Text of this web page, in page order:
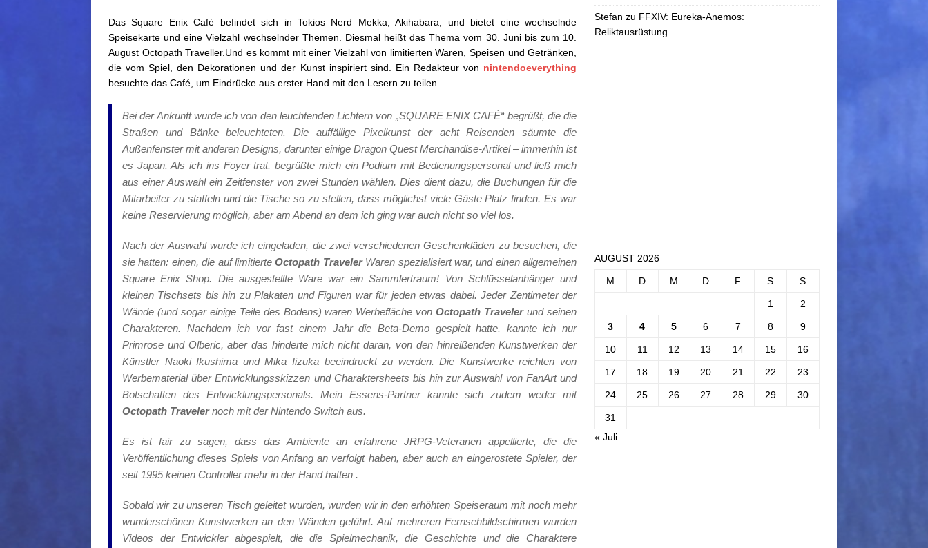
Das Square Enix Café befindet sich in Tokios Nerd Mekka, Akihabara, und bietet eine wechselnde
Speisekarte und eine Vielzahl wechselnder Themen. Diesmal heißt das Thema vom 30. Juni bis zum 10.
August Octopath Traveller.Und es kommt mit einer Vielzahl von limitierten Waren, Speisen und Getränken,
die vom Spiel, den Dekorationen und der Kunst inspiriert sind. Ein Redakteur von nintendoeverything
besuchte das Café, um Eindrücke aus erster Hand mit den Lesern zu teilen.
Bei der Ankunft wurde ich von den leuchtenden Lichtern von „SQUARE ENIX CAFÉ“ begrüßt, die die
Straßen und Bänke beleuchteten. Die auffällige Pixelkunst der acht Reisenden säumte die
Außenfenster mit anderen Designs, darunter einige Dragon Quest Merchandise-Artikel – immerhin ist
es Japan. Als ich ins Foyer trat, begrüßte mich ein Podium mit Bedienungspersonal und ließ mich
aus einer Auswahl ein Zeitfenster von zwei Stunden wählen. Dies dient dazu, die Buchungen für die
Mitarbeiter zu staffeln und die Tische so zu stellen, dass möglichst viele Gäste Platz finden. Es war
keine Reservierung möglich, aber am Abend an dem ich ging war auch nicht so viel los.
Nach der Auswahl wurde ich eingeladen, die zwei verschiedenen Geschenkläden zu besuchen, die
sie hatten: einen, die auf limitierteOctopath TravelerWaren spezialisiert war, und einen allgemeinen
Square Enix Shop. Die ausgestellte Ware war ein Sammlertraum! Von Schlüsselanhänger und
kleinen Tischsets bis hin zu Plakaten und Figuren war für jeden etwas dabei. Jeder Zentimeter der
Wände (und sogar einige Teile des Bodens) waren Werbefläche vonOctopath Travelerund seinen
Charakteren. Nachdem ich vor fast einem Jahr die Beta-Demo gespielt hatte, kannte ich nur
Primrose und Olberic, aber das hinderte mich nicht daran, von den hinreißenden Kunstwerken der
Künstler Naoki Ikushima undMika Iizukabeeindruckt zu werden. Die Kunstwerke reichten von
Werbematerial über Entwicklungsskizzen und Charaktersheets bis hin zur Auswahl von FanArt und
Botschaften des Entwicklungspersonals. Mein Essens-Partner kannte sich zudem weder mit
Octopath Travelernoch mit der Nintendo Switch aus.
Es ist fair zu sagen, dass das Ambiente an erfahrene JRPG-Veteranen appellierte, die die
Veröffentlichung dieses Spiels von Anfang an verfolgt haben, aber auch an eingerostete Spieler, der
seit 1995 keinen Controller mehr in der Hand hatten .
Sobald wir zu unseren Tisch geleitet wurden, wurden wir in den erhöhten Speiseraum mit noch mehr
wunderschönen Kunstwerken an den Wänden geführt. Auf mehreren Fernsehbildschirmen wurden
Videos der Entwickler abgespielt, die die Spielmechanik, die Geschichte und die Charaktere
Stefan zu FFXIV: Eureka-Anemos:
Reliktausrüstung
AUGUST 2026
M D M D F S S
1 2
3 4 5 6 7 8 9
10 11 12 13 14 15 16
17 18 19 20 21 22 23
24 25 26 27 28 29 30
31
« Juli